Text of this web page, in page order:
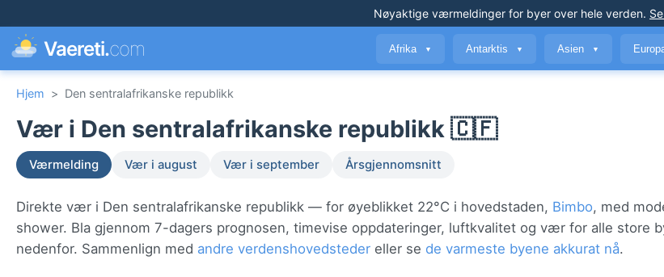
Nøyaktige værmeldinger for byer over hele verden.
Vaereti.com Afrika ▼ Antarktis ▼ Asien ▼
Hjem > Den sentralafrikanske republikk
Vær i Den sentralafrikanske republikk 🇨🇫
Værmelding Vær i august Vær i september Årsgjennomsnitt
Direkte vær i Den sentralafrikanske republikk — for øyeblikket 22°C i hovedstaden, Bimbo, med
shower. Bla gjennom 7-dagers prognosen, timevise oppdateringer, luftkvalitet og vær for alle store
nedenfor. Sammenlign med andre verdenshovedsteder eller se de varmeste byene akkurat nå.